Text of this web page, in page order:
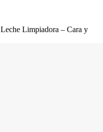
Leche Limpiadora – Cara y